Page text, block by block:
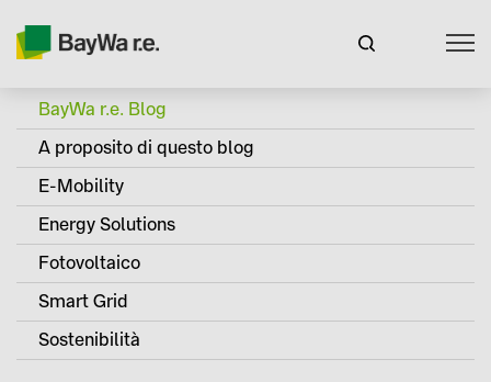
BayWa r.e. Blog
A proposito di questo blog
E-Mobility
Energy Solutions
Fotovoltaico
Smart Grid
Sostenibilità